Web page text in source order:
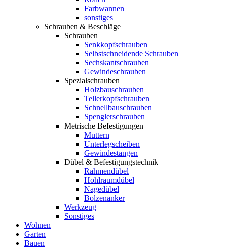
Farbwannen
sonstiges
Schrauben & Beschläge
Schrauben
Senkkopfschrauben
Selbstschneidende Schrauben
Sechskantschrauben
Gewindeschrauben
Spezialschrauben
Holzbauschrauben
Tellerkopfschrauben
Schnellbauschrauben
Spenglerschrauben
Metrische Befestigungen
Muttern
Unterlegscheiben
Gewindestangen
Dübel & Befestigungstechnik
Rahmendübel
Hohlraumdübel
Nagedübel
Bolzenanker
Werkzeug
Sonstiges
Wohnen
Garten
Bauen